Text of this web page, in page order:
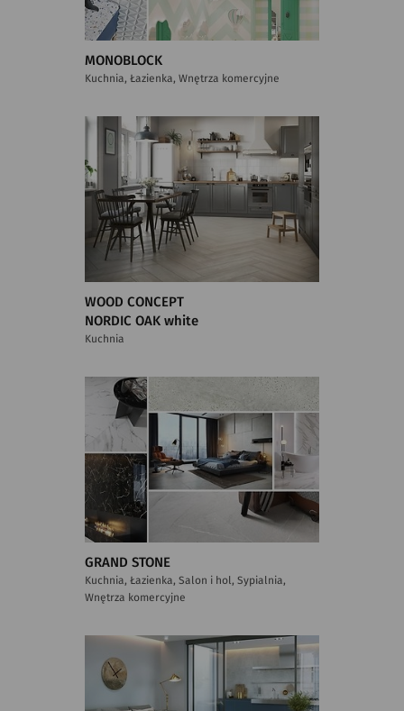
MONOBLOCK
Kuchnia, Łazienka, Wnętrza komercyjne
WOOD CONCEPT
NORDIC OAK white
Kuchnia
GRAND STONE
Kuchnia, Łazienka, Salon i hol, Sypialnia,
Wnętrza komercyjne